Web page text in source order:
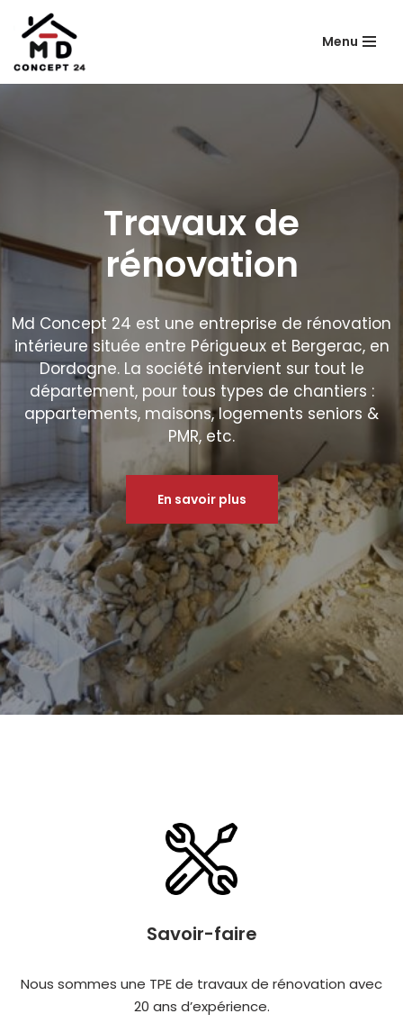
Aller
au
Menu
Travaux de
rénovation
Md Concept 24 est une entreprise de rénovation
intérieure située entre Périgueux et Bergerac, en
Dordogne. La société intervient sur tout le
département, pour tous types de chantiers :
appartements, maisons, logements seniors &
PMR, etc.
En savoir plus
Savoir-faire
Nous sommes une TPE de travaux de rénovation avec
20 ans d’expérience.